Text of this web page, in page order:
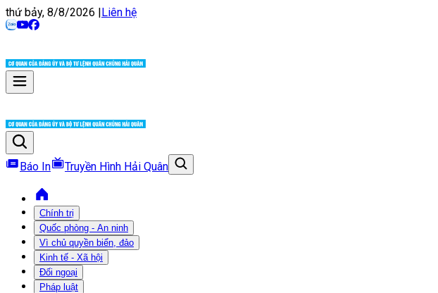
thứ bảy, 8/8/2026 |Liên hệ
Báo In Truyền Hình Hải Quân
Chính trị
Quốc phòng - An ninh
Vì chủ quyền biển, đảo
Kinh tế - Xã hội
Đối ngoại
Pháp luật